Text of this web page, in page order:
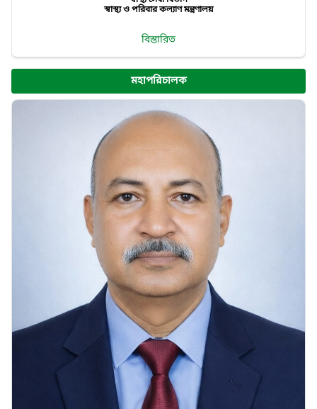
স্বাস্থ্য ও পরিবার কল্যাণ মন্ত্রণালয়
বিস্তারিত
মহাপরিচালক